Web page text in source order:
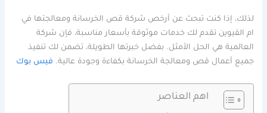
لذلك، إذا كنت تبحث عن أرخص شركة قص الخرسانة ومعالجتها في
ام القيوين تقدم لك خدمات موثوقة بأسعار مناسبة، فإن شركة
العالمية هي الحل الأمثل. بفضل خبرتها الطويلة، تضمن لك تنفيذ
جميع أعمال قص ومعالجة الخرسانة بكفاءة وجودة عالية. فيس بوك
اهم العناصر